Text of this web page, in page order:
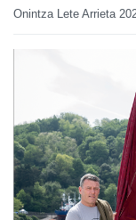
Onintza Lete Arrieta